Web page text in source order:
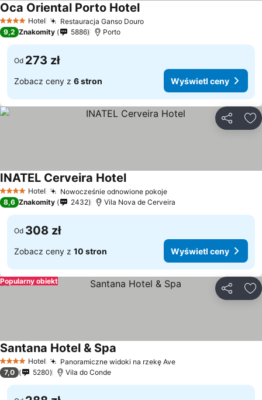
4 KategoriaHotel Restauracja Ganso DouroWyświetl ceny
Oca Oriental Porto HotelWyświetl ceny
9,2 Znakomity 5886 Porto
Od 273 zł
Zobacz ceny z 6 stron Wyświetl ceny
4 KategoriaHotel Nowocześnie odnowione pokojeWyświetl ceny
INATEL Cerveira HotelWyświetl ceny
8,6 Znakomity 2432 Vila Nova de Cerveira
Od 308 zł
Zobacz ceny z 10 stron Wyświetl ceny
Popularny obiekt
4 KategoriaHotel Panoramiczne widoki na rzekę AveWyświetl ceny
Santana Hotel & Spa
7,0 5280 Vila do Conde